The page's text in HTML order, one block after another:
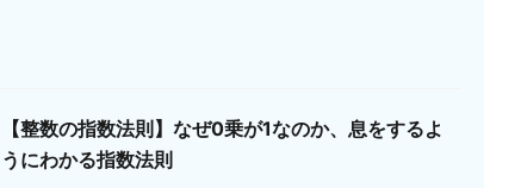
【整数の指数法則】なぜ0乗が1なのか、息をするよ
うにわかる指数法則